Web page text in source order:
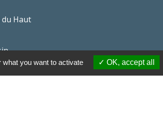
du Haut
en
you want to activate OK, accept all